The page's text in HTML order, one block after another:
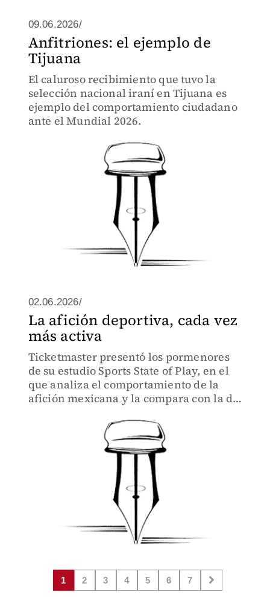
09.06.2026/
Anfitriones: el ejemplo de
Tijuana
El caluroso recibimiento que tuvo la
selección nacional iraní en Tijuana es
ejemplo del comportamiento ciudadano
ante el Mundial 2026.
02.06.2026/
La afición deportiva, cada vez
más activa
Ticketmaster presentó los pormenores
de su estudio Sports State of Play, en el
que analiza el comportamiento de la
afición mexicana y la compara con la de
1 2 3 4 5 6 7